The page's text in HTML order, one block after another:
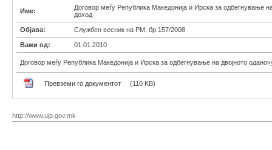
Име:
Договор меѓу Република Македонија и Ирска за одбегнување
доход
Објава: Службен весник на РМ, бр.157/2008
Важи од: 01.01.2010
Договор меѓу Република Македонија и Ирска за одбегнување на двојното
Превземи го документот (110 KB)
http://www.ujp.gov.mk